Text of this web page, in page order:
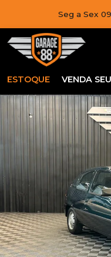
Seg a Sex
ESTOQUE VENDA